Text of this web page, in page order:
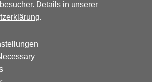
€
Automatik
(kombiniert): 120 g/km, Kraftstoffverbrauch
Details in unserer
.